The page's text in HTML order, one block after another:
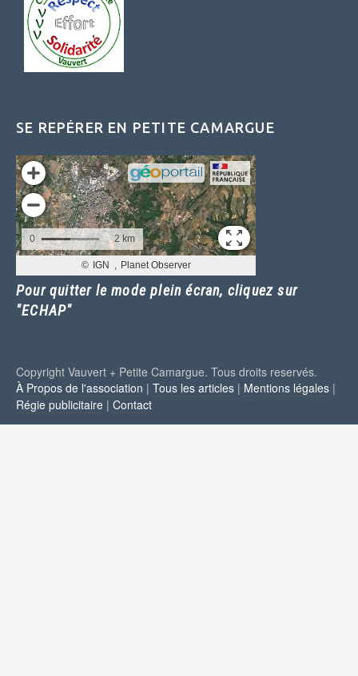
SE REPÉRER EN PETITE CAMARGUE
Pour quitter le mode plein écran, cliquez sur
"ECHAP"
Copyright Vauvert + Petite Camargue. Tous droits reservés.
À Propos de l'association | Tous les articles | Mentions légales |
Régie publicitaire | Contact